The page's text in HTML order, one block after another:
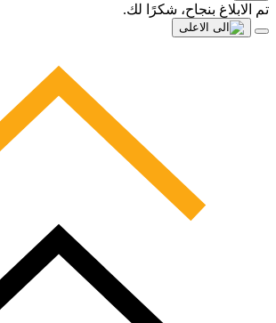
تم الابلاغ بنجاح، شكرًا لك.